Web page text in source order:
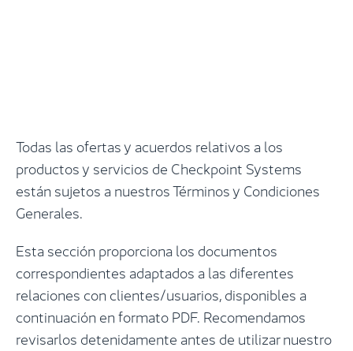
Todas las ofertas y acuerdos relativos a los
productos y servicios de Checkpoint Systems
están sujetos a nuestros Términos y Condiciones
Generales.
Esta sección proporciona los documentos
correspondientes adaptados a las diferentes
relaciones con clientes/usuarios, disponibles a
continuación en formato PDF. Recomendamos
revisarlos detenidamente antes de utilizar nuestro